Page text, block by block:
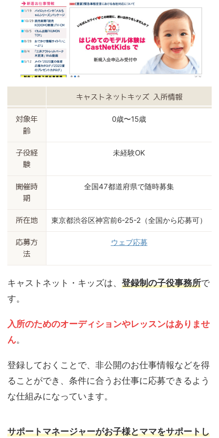
キャストネットキッズ 入所情報
対象年
齢
0歳〜15歳
子役経
験
未経験OK
開催時
期
全国47都道府県で随時募集
所在地 東京都渋谷区神宮前6-25-2（全国から応募可）
応募方
法
ウェブ応募
キャストネット・キッズは、 登録制の子役事務所で
す。
入所のためのオーディションやレッスンはありませ
ん。
登録しておくことで、非公開のお仕事情報などを得
ることができ、条件に合うお仕事に応募できるよう
な仕組みになっています。
サポートマネージャーがお子様とママをサポートし